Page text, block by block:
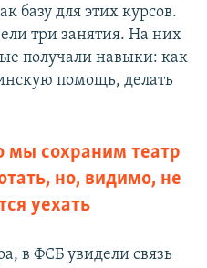
базу для этих курсов.
три занятия. На них
получали навыки: как
помощь, делать
мы сохраним театр
но, видимо, не
уехать
в ФСБ увидели связь